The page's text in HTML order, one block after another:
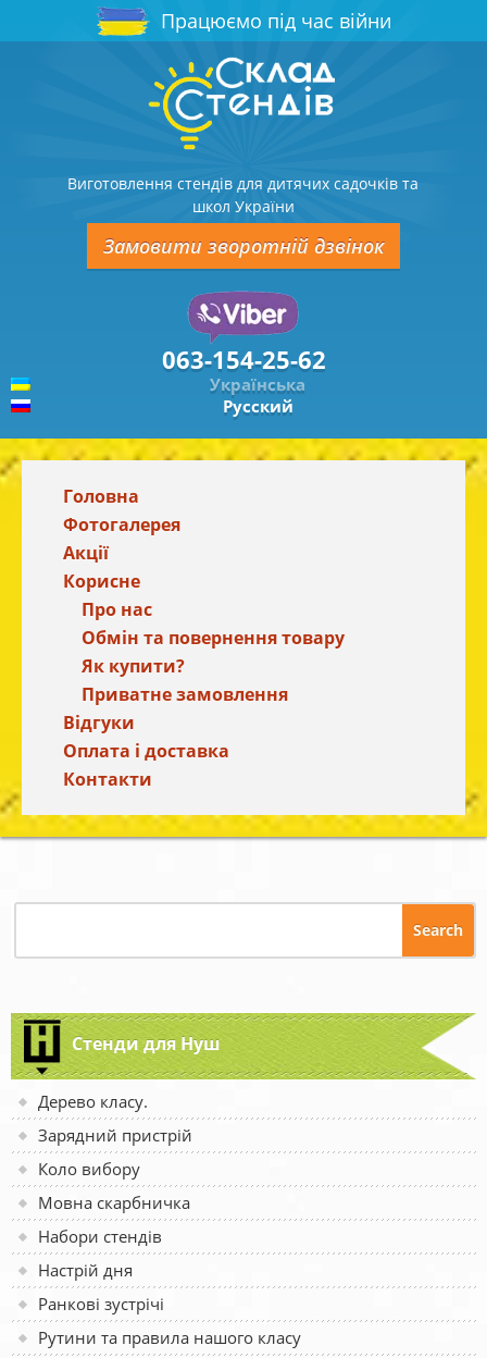
Працюємо під час війни
Виготовлення стендів для дитячих садочків та
школ України
Замовити зворотній дзвінок
063-154-25-62
Українська
Русский
Головна
Фотогалерея
Акції
Корисне
Про нас
Обмін та повернення товару
Як купити?
Приватне замовлення
Відгуки
Оплата і доставка
Контакти
Стенди для Нуш
Дерево класу.
Зарядний пристрій
Коло вибору
Мовна скарбничка
Набори стендів
Настрій дня
Ранкові зустрічі
Рутини та правила нашого класу